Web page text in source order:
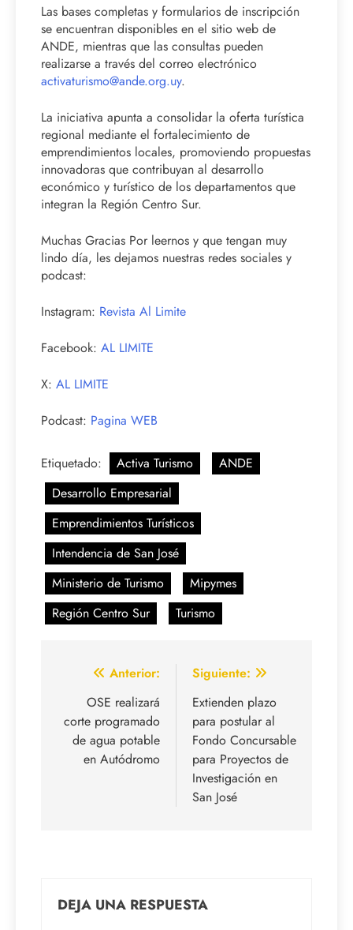
Las bases completas y formularios de inscripción
se encuentran disponibles en el sitio web de
ANDE, mientras que las consultas pueden
realizarse a través del correo electrónico
activaturismo@ande.org.uy.
La iniciativa apunta a consolidar la oferta turística
regional mediante el fortalecimiento de
emprendimientos locales, promoviendo propuestas
innovadoras que contribuyan al desarrollo
económico y turístico de los departamentos que
integran la Región Centro Sur.
Muchas Gracias Por leernos y que tengan muy
lindo día, les dejamos nuestras redes sociales y
podcast:
Instagram: Revista Al Limite
Facebook: AL LIMITE
X: AL LIMITE
Podcast: Pagina WEB
Etiquetado: Activa Turismo
ANDE
Desarrollo Empresarial
Emprendimientos Turísticos
Intendencia de San José
Ministerio de Turismo
Mipymes
Región Centro Sur
Turismo
Navegación
entradas
Anterior:
OSE realizará
corte programado
de agua potable
en Autódromo
Siguiente:
Extienden plazo
para postular al
Fondo Concursable
para Proyectos de
Investigación en
San José
DEJA UNA RESPUESTA